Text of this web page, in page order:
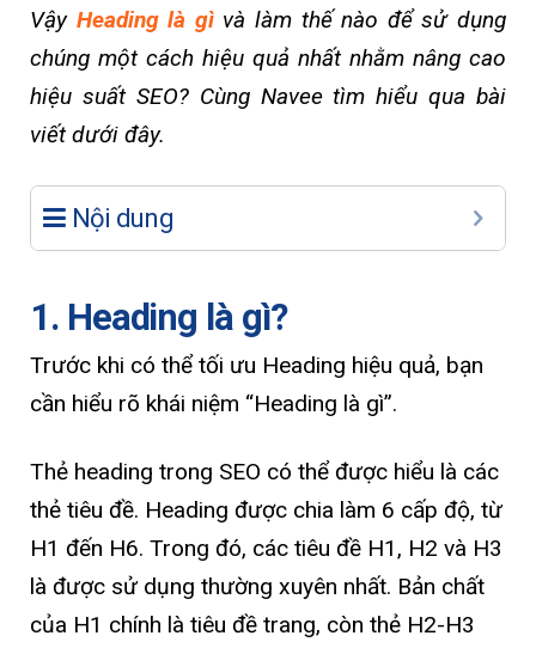
Vậy Heading là gìvà làm thế nào để sử dụng
chúng một cách hiệu quả nhất nhằm nâng cao
hiệu suất SEO? Cùng Navee tìm hiểu qua bài
viết dưới đây.
Nội dung
1. Heading là gì?
Trước khi có thể tối ưu Heading hiệu quả, bạn
cần hiểu rõ khái niệm “Heading là gì”.
Thẻ heading trong SEO có thể được hiểu là các
thẻ tiêu đề. Heading được chia làm 6 cấp độ, từ
H1 đến H6. Trong đó, các tiêu đề H1, H2 và H3
là được sử dụng thường xuyên nhất. Bản chất
của H1 chính là tiêu đề trang, còn thẻ H2-H3